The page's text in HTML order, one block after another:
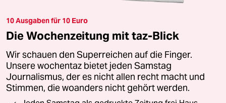
10 Ausgaben für 10 Euro
Die Wochenzeitung mit taz-Blick
Wir schauen den Superreichen auf die Finger.
Unsere wochentaz bietet jeden Samstag
Journalismus, der es nicht allen recht macht und
Stimmen, die woanders nicht gehört werden.